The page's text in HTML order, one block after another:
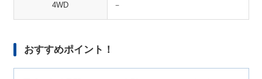
4WD －
おすすめポイント！